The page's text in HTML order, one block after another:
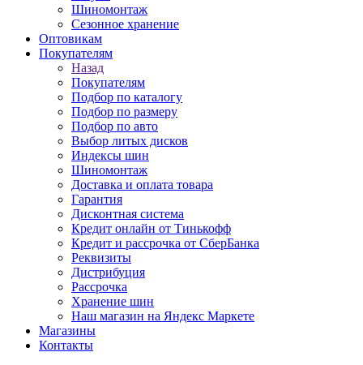
Шиномонтаж
Сезонное хранение
Оптовикам
Покупателям
Назад
Покупателям
Подбор по каталогу
Подбор по размеру
Подбор по авто
Выбор литых дисков
Индексы шин
Шиномонтаж
Доставка и оплата товара
Гарантия
Дисконтная система
Кредит онлайн от Тинькофф
Кредит и рассрочка от СберБанка
Реквизиты
Дистрибуция
Рассрочка
Хранение шин
Наш магазин на Яндекс Маркете
Магазины
Контакты